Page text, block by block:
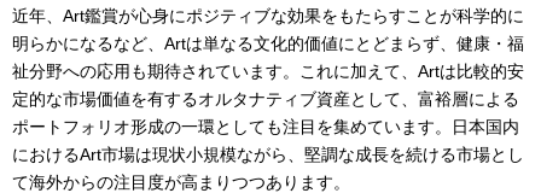
近年、Art鑑賞が心身にポジティブな効果をもたらすことが科学的に
明らかになるなど、Artは単なる文化的価値にとどまらず、健康・福
祉分野への応用も期待されています。これに加えて、Artは比較的安
定的な市場価値を有するオルタナティブ資産として、富裕層による
ポートフォリオ形成の一環としても注目を集めています。日本国内
におけるArt市場は現状小規模ながら、堅調な成長を続ける市場とし
て海外からの注目度が高まりつつあります。